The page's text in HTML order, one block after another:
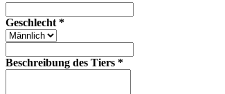
Geschlecht *
Beschreibung des Tiers *